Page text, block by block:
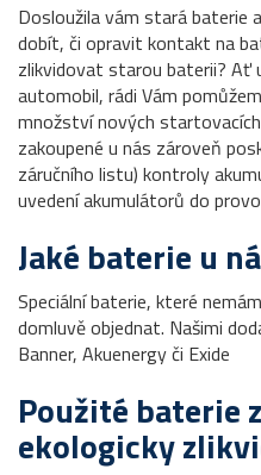
Dosloužila vám stará baterie
dobít, či opravit kontakt na
zlikvidovat starou baterii? Ať
automobil, rádi Vám
množství nových
zakoupené u nás zároveň
záručního listu) kontroly
uvedení akumulátorů do
Jaké baterie u
Speciální baterie, které
domluvě objednat. Našimi
Banner, Akuenergy či Exide
Použité baterie
ekologicky